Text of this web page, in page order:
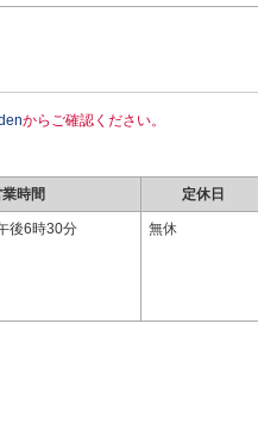
からご確認ください。
時間 定休日
後6時30分 無休